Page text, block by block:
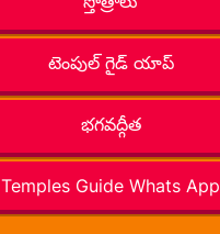
టెంపుల్ గైడ్ యాప్
భగవద్గీత
Temples Guide Whats App